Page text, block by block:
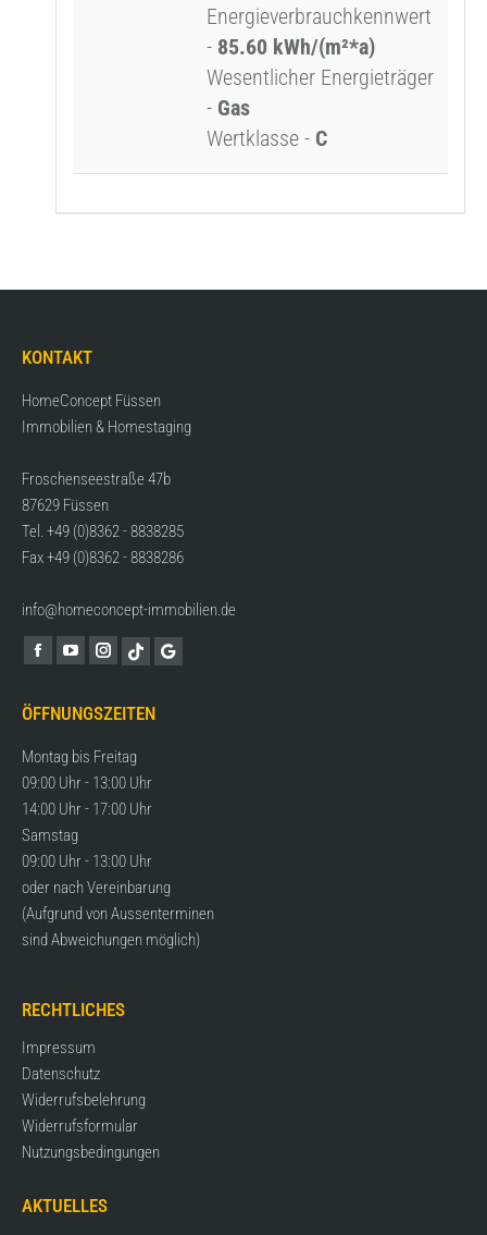
Energieverbrauchkennwert
- 85.60 kWh/(m²*a)
Wesentlicher Energieträger
- Gas
Wertklasse - C
KONTAKT
HomeConcept Füssen
Immobilien & Homestaging
Froschenseestraße 47b
87629 Füssen
Tel. +49 (0)8362 - 8838285
Fax +49 (0)8362 - 8838286
info@homeconcept-immobilien.de
Find us on:
ÖFFNUNGSZEITEN
Montag bis Freitag
09:00 Uhr - 13:00 Uhr
14:00 Uhr - 17:00 Uhr
Samstag
09:00 Uhr - 13:00 Uhr
oder nach Vereinbarung
(Aufgrund von Aussenterminen
sind Abweichungen möglich)
RECHTLICHES
Impressum
Datenschutz
Widerrufsbelehrung
Widerrufsformular
Nutzungsbedingungen
AKTUELLES